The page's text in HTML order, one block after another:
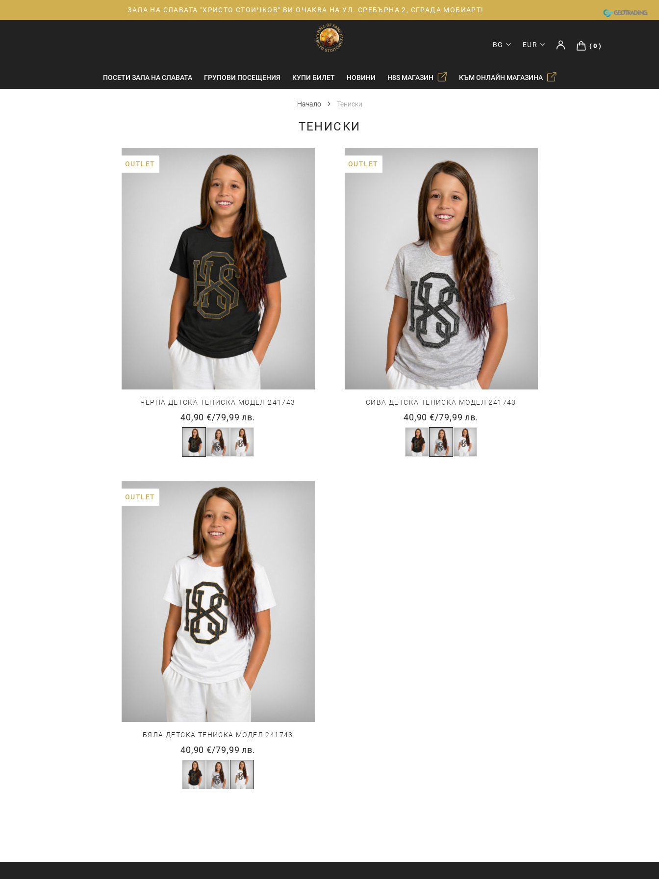
към
ЗАЛА НА СЛАВАТА "ХРИСТО СТОИЧКОВ" ВИ ОЧАКВА НА УЛ. СРЕБЪРНА 2, СГРАДА МОБИАРТ!
BG EUR 0
ПОСЕТИ ЗАЛА НА СЛАВАТА ГРУПОВИ ПОСЕЩЕНИЯ КУПИ БИЛЕТ НОВИНИ H8S МАГАЗИН КЪМ ОНЛАЙН МАГАЗИНА
Начало Тениски
ТЕНИСКИ
OUTLET
ЧЕРНА ДЕТСКА ТЕНИСКА МОДЕЛ 241743
40,90 €/79,99 лв.
OUTLET
СИВА ДЕТСКА ТЕНИСКА МОДЕЛ 241743
40,90 €/79,99 лв.
OUTLET
БЯЛА ДЕТСКА ТЕНИСКА МОДЕЛ 241743
40,90 €/79,99 лв.